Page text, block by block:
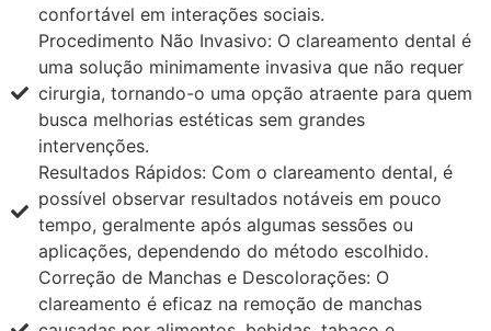
confortável em interações sociais.
Procedimento Não Invasivo: O clareamento dental é
uma solução minimamente invasiva que não requer
cirurgia, tornando-o uma opção atraente para quem
busca melhorias estéticas sem grandes
intervenções.
Resultados Rápidos: Com o clareamento dental, é
possível observar resultados notáveis em pouco
tempo, geralmente após algumas sessões ou
aplicações, dependendo do método escolhido.
Correção de Manchas e Descolorações: O
clareamento é eficaz na remoção de manchas